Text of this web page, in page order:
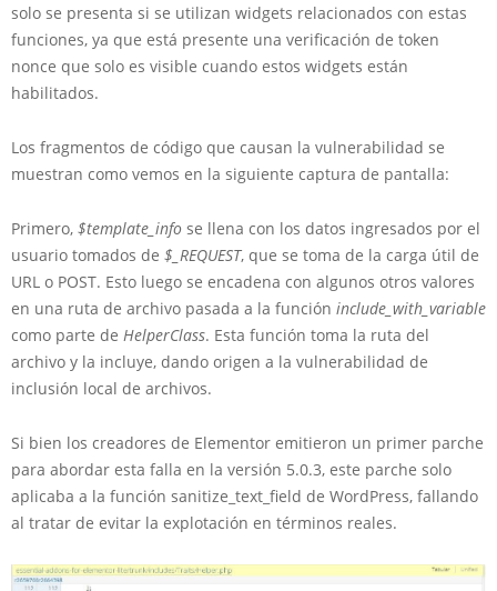
solo se presenta si se utilizan widgets relacionados con estas
funciones, ya que está presente una verificación de token
nonce que solo es visible cuando estos widgets están
habilitados.
Los fragmentos de código que causan la vulnerabilidad se
muestran como vemos en la siguiente captura de pantalla:
Primero, $template_info se llena con los datos ingresados por el
usuario tomados de $_REQUEST, que se toma de la carga útil de
URL o POST. Esto luego se encadena con algunos otros valores
en una ruta de archivo pasada a la función include_with_variable
como parte de HelperClass. Esta función toma la ruta del
archivo y la incluye, dando origen a la vulnerabilidad de
inclusión local de archivos.
Si bien los creadores de Elementor emitieron un primer parche
para abordar esta falla en la versión 5.0.3, este parche solo
aplicaba a la función sanitize_text_field de WordPress, fallando
al tratar de evitar la explotación en términos reales.